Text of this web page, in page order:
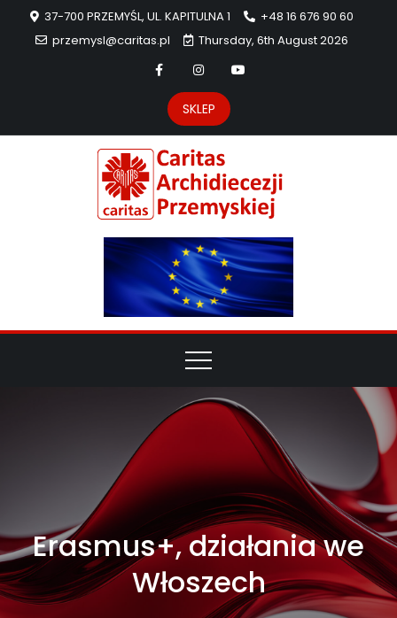
37-700 PRZEMYŚL, UL. KAPITULNA 1
+48 16 676 90 60
przemysl@caritas.pl
Thursday, 6th August 2026
SKLEP
Erasmus+, działania we
Włoszech